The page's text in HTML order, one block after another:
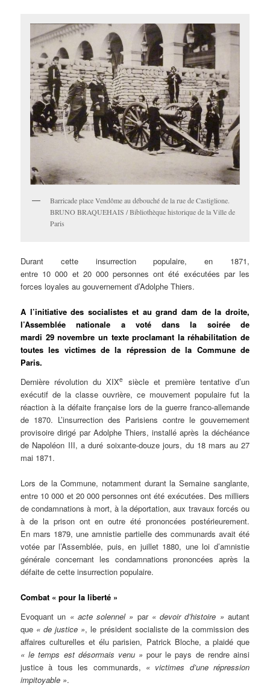
Barricade place Vendôme au débouché de la rue de Castiglione.
BRUNO BRAQUEHAIS / Bibliothèque historique de la Ville de
Paris
Durant cette insurrection populaire, en 1871,
entre 10 000 et 20 000 personnes ont été exécutées par les
forces loyales au gouvernement d’Adolphe Thiers.
A l’initiative des socialistes et au grand dam de la droite,
l’Assemblée nationale a voté dans la soirée de
mardi 29 novembre un texte proclamant la réhabilitation de
toutes les victimes de la répression de la Commune de
Paris.
Dernière révolution du XIXe
siècle et première tentative d’un
exécutif de la classe ouvrière, ce mouvement populaire fut la
réaction à la défaite française lors de la guerre franco-allemande
de 1870. L’insurrection des Parisiens contre le gouvernement
provisoire dirigé par Adolphe Thiers, installé après la déchéance
de Napoléon III, a duré soixante-douze jours, du 18 mars au 27
mai 1871.
Lors de la Commune, notamment durant la Semaine sanglante,
entre 10 000 et 20 000 personnes ont été exécutées. Des milliers
de condamnations à mort, à la déportation, aux travaux forcés ou
à de la prison ont en outre été prononcées postérieurement.
En mars 1879, une amnistie partielle des communards avait été
votée par l’Assemblée, puis, en juillet 1880, une loi d’amnistie
générale concernant les condamnations prononcées après la
défaite de cette insurrection populaire.
Combat « pour la liberté »
Evoquant un « acte solennel » par « devoir d’histoire » autant
que « de justice », le président socialiste de la commission des
affaires culturelles et élu parisien, Patrick Bloche, a plaidé que
« le temps est désormais venu » pour le pays de rendre ainsi
justice à tous les communards, « victimes d’une répression
impitoyable ».